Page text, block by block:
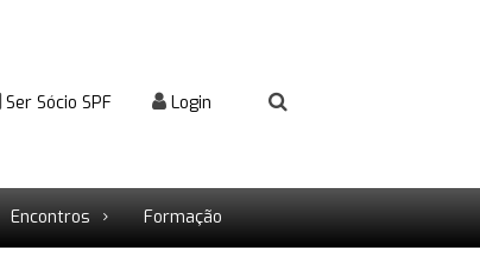
Ser Sócio SPF Login
Encontros Formação